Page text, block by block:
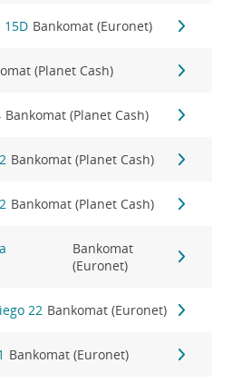
15D Bankomat (Euronet)
(Planet Cash)
Bankomat (Planet Cash)
Bankomat (Planet Cash)
Bankomat (Planet Cash)
Bankomat
(Euronet)
22 Bankomat (Euronet)
Bankomat (Euronet)